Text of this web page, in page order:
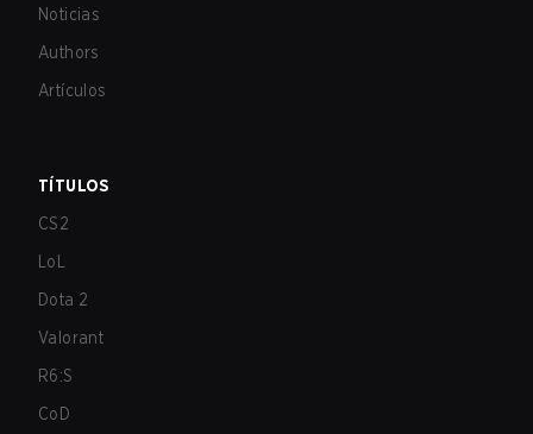
Noticias
Authors
Artículos
TÍTULOS
CS2
LoL
Dota 2
Valorant
R6:S
CoD